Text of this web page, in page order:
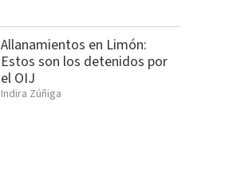
Allanamientos en Limón:
Estos son los detenidos por
el OIJ
Indira Zúñiga